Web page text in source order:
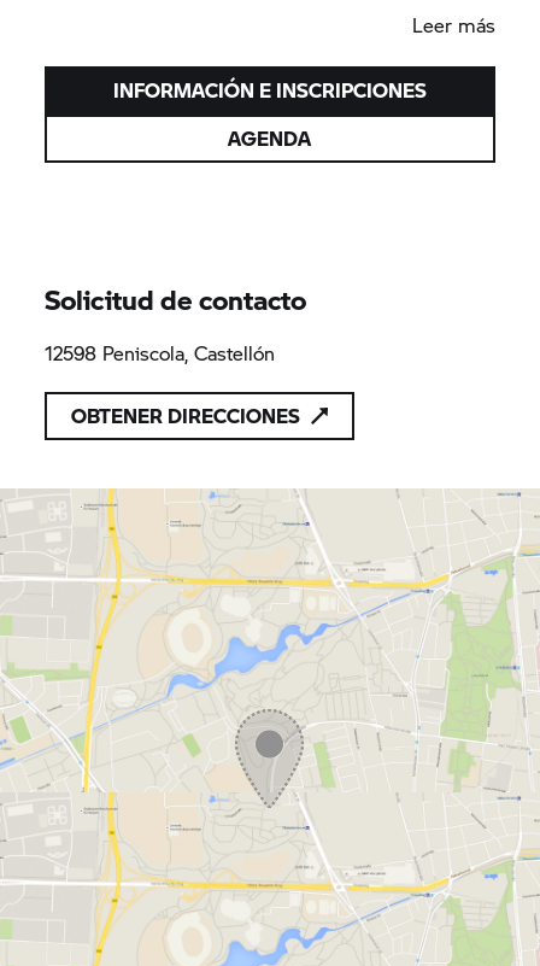
Próximamente más novedades sobre las entradas
Leer más
INFORMACIÓN E INSCRIPCIONES
AGENDA
Solicitud de contacto
12598 Peniscola, Castellón
OBTENER DIRECCIONES